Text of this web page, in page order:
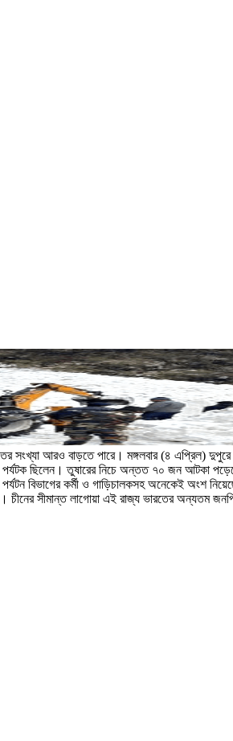
সংখ্যা আরও বাড়তে পারে। মঙ্গলবার (৪ এপ্রিল) দুপুরে
পর্যটক ছিলেন। তুষারের নিচে অন্তত ৭০ জন আটকা
বিভাগের কর্মী ও গাড়িচালকসহ অনেকেই অংশ
চীনের সীমান্ত লাগোয়া এই রাজ্য ভারতের অন্যতম